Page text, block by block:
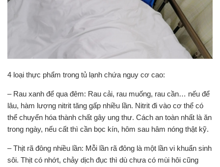
4 loại thực phẩm trong tủ lạnh chứa nguy cơ cao:
– Rau xanh để qua đêm: Rau cải, rau muống, rau cần… nếu để
lâu, hàm lượng nitrit tăng gấp nhiều lần. Nitrit đi vào cơ thể có
thể chuyển hóa thành chất gây ung thư. Cách an toàn nhất là ăn
trong ngày, nếu cất thì cần bọc kín, hôm sau hâm nóng thật kỹ.
–Thịt rã đông nhiều lần: Mỗi lần rã đông là một lần vi khuẩn sinh
sôi. Thịt có nhớt, chảy dịch đục thì dù chưa có mùi hôi cũng